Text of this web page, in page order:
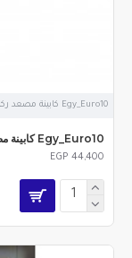
Egy_Euro10 كابينة مصعد ركاب
Egy_Euro10 كابينة مصعد ركاب
EGP 44,400